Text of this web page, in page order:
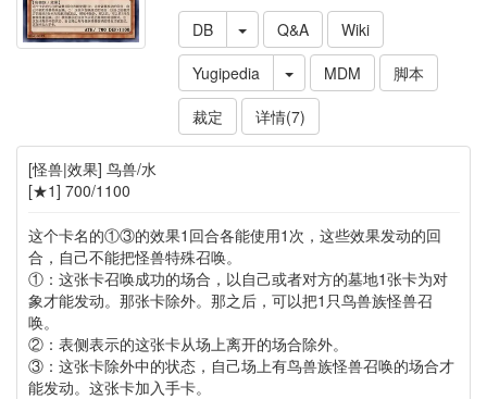
DB Q&A
Wiki
Yugipedia
MDM
脚本
裁定
详情(7)
[怪兽|效果] 鸟兽/水
[★1] 700/1100
这个卡名的①③的效果1回合各能使用1次，这些效果发动的回
合，自己不能把怪兽特殊召唤。
①：这张卡召唤成功的场合，以自己或者对方的墓地1张卡为对
象才能发动。那张卡除外。那之后，可以把1只鸟兽族怪兽召
唤。
②：表侧表示的这张卡从场上离开的场合除外。
③：这张卡除外中的状态，自己场上有鸟兽族怪兽召唤的场合才
能发动。这张卡加入手卡。